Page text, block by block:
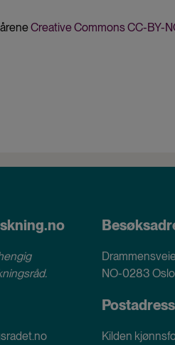
Creative Commons CC-BY-
.
NO-0283 Oslo
Kilden